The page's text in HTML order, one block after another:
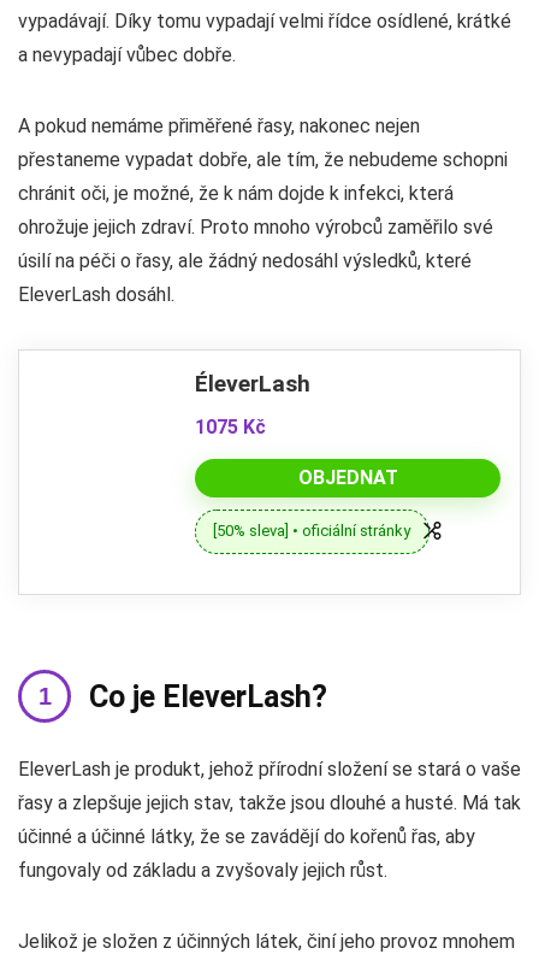
vypadávají. Díky tomu vypadají velmi řídce osídlené, krátké
a nevypadají vůbec dobře.
A pokud nemáme přiměřené řasy, nakonec nejen
přestaneme vypadat dobře, ale tím, že nebudeme schopni
chránit oči, je možné, že k nám dojde k infekci, která
ohrožuje jejich zdraví. Proto mnoho výrobců zaměřilo své
úsilí na péči o řasy, ale žádný nedosáhl výsledků, které
EleverLash dosáhl.
ÉleverLash
1075 Kč
OBJEDNAT
[50% sleva] • oficiální stránky
Co je EleverLash?
EleverLash je produkt, jehož přírodní složení se stará o vaše
řasy a zlepšuje jejich stav, takže jsou dlouhé a husté. Má tak
účinné a účinné látky, že se zavádějí do kořenů řas, aby
fungovaly od základu a zvyšovaly jejich růst.
Jelikož je složen z účinných látek, činí jeho provoz mnohem